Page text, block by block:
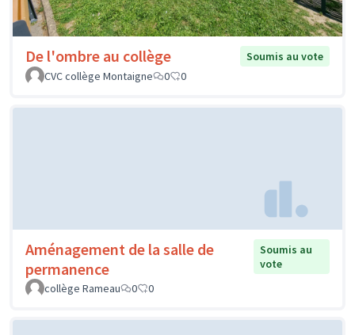
De l'ombre au collège
Soumis au vote
CVC collège Montaigne
0 0
Aménagement de la salle de
permanence
Soumis au
vote
collège Rameau
0 0